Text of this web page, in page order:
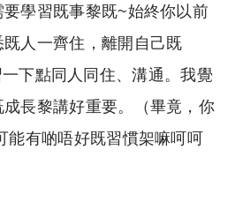
學習既事黎既~始終你以前
人一齊住，離開自己既
下點同人同住、溝通。我覺
長黎講好重要。（畢竟，你
能有啲唔好既習慣架嘛呵呵